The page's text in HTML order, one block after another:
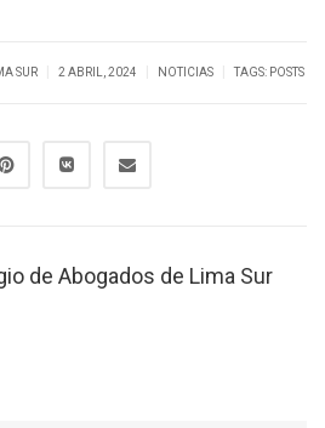
SUR 2 ABRIL, 2024 NOTICIAS TAGS: POSTS
de Abogados de Lima Sur